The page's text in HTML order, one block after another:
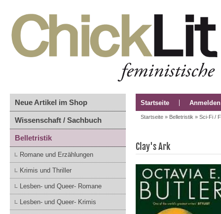
Neue Artikel im Shop
Wissenschaft / Sachbuch
Belletristik
Romane und Erzählungen
Krimis und Thriller
Lesben- und Queer- Romane
Lesben- und Queer- Krimis
Startseite Anmelden
Startseite » Belletristik » Sci-Fi /
Clay's Ark